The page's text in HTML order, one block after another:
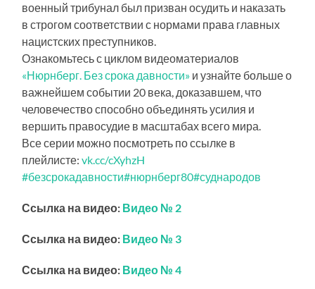
военный трибунал был призван осудить и наказать
в строгом соответствии с нормами права главных
нацистских преступников.
Ознакомьтесь с циклом видеоматериалов
«Нюрнберг. Без срока давности» и узнайте больше о
важнейшем событии 20 века, доказавшем, что
человечество способно объединять усилия и
вершить правосудие в масштабах всего мира.
Все серии можно посмотреть по ссылке в
плейлисте:vk.cc/cXyhzH
#безсрокадавности#нюрнберг80#суднародов
Ссылка на видео: Видео № 2
Ссылка на видео: Видео № 3
Ссылка на видео: Видео № 4